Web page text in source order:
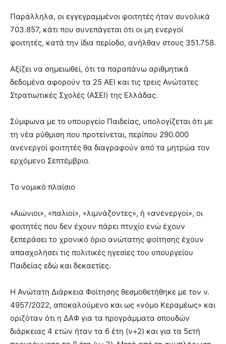
Παράλληλα, οι εγγεγραμμένοι φοιτητές ήταν συνολικά
703.857, κάτι που συνεπάγεται ότι οι μη ενεργοί
φοιτητές, κατά την ίδια περίοδο, ανήλθαν στους 351.758.
Αξίζει να σημειωθεί, ότι τα παραπάνω αριθμητικά
δεδομένα αφορούν τα 25 ΑΕΙ και τις τρεις Ανώτατες
Στρατιωτικές Σχολές (ΑΣΕΙ) της Ελλάδας.
Σύμφωνα με το υπουργείο Παιδείας, υπολογίζεται ότι με
τη νέα ρύθμιση που προτείνεται, περίπου 290.000
ανενεργοί φοιτητές θα διαγραφούν από τα μητρώα τον
ερχόμενο Σεπτέμβριο.
Το νομικό πλαίσιο
«Αιώνιοι», «παλιοί», «λιμνάζοντες», ή «ανενεργοί», οι
φοιτητές που δεν έχουν πάρει πτυχίο ενώ έχουν
ξεπεράσει το χρονικό όριο ανώτατης φοίτησης έχουν
απασχολήσει τις πολιτικές ηγεσίες του υπουργείου
Παιδείας εδώ και δεκαετίες.
Η Ανώτατη Διάρκεια Φοίτησης θεσμοθετήθηκε με τον ν.
4957/2022, αποκαλούμενο και ως «νόμο Κεραμέως» και
οριζόταν ότι η ΔΑΦ για τα προγράμματα σπουδών
διάρκειας 4 ετών ήταν τα 6 έτη (ν+2) και για τα 5ετή